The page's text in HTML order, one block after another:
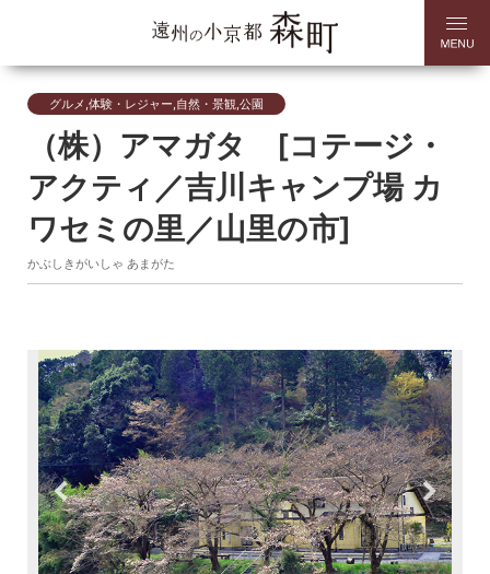
グルメ,体験・レジャー,自然・景観,公園
（株）アマガタ [コテージ・
アクティ／吉川キャンプ場 カ
ワセミの里／山里の市]
かぶしきがいしゃ あまがた